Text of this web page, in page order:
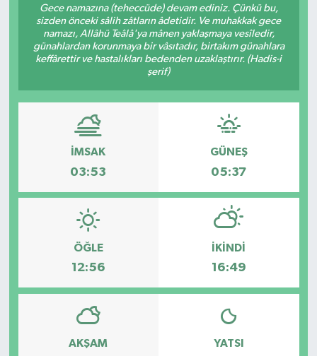
Gece namazına (teheccüde) devam ediniz. Çünkü bu,
sizden önceki sâlih zâtların âdetidir. Ve muhakkak gece
namazı, Allâhü Teâlâ'ya mânen yaklaşmaya vesîledir,
günahlardan korunmaya bir vâsıtadır, birtakım günahlara
keffârettir ve hastalıkları bedenden uzaklaştırır. (Hadis-i
şerif)
İMSAK
03:53
GÜNEŞ
05:37
ÖĞLE
12:56
İKINDI
16:49
AKŞAM YATSI
Gündem
Hava Durumu
Kültür Sanat
Magazin
Politika
Siyaset